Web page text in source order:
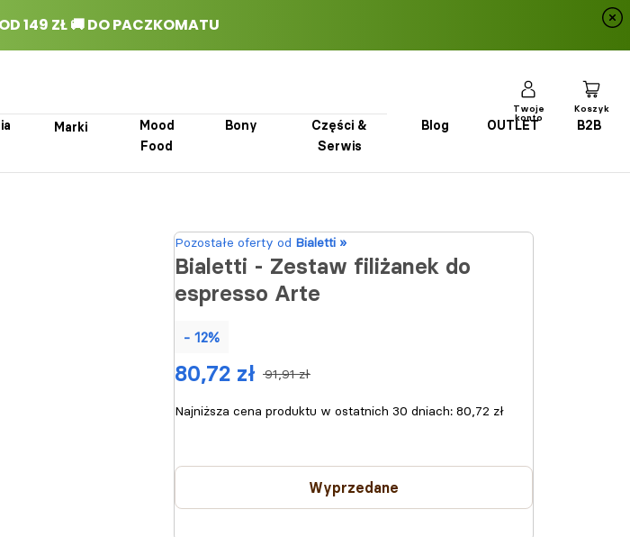
Marki
Mood
Food
Bony
Części &
Serwis
Blog OUTLET B2B
Twoje
konto
Koszyk
Pozostałe oferty od Bialetti »
Bialetti - Zestaw filiżanek do
espresso Arte
- 12%
91,91 zł
80,72 zł
Najniższa cena produktu w ostatnich 30 dniach: 80,72 zł
Wyprzedane